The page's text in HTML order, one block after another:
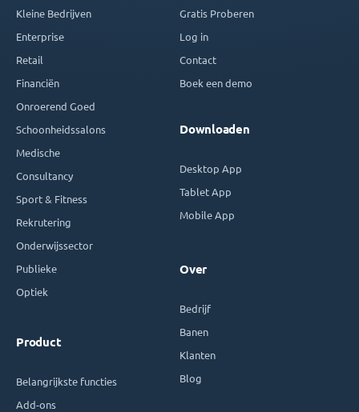
Kleine Bedrijven
Enterprise
Retail
Financiën
Onroerend Goed
Schoonheidssalons
Medische
Consultancy
Sport & Fitness
Rekrutering
Onderwijssector
Publieke
Optiek
Product
Belangrijkste functies
Add-ons
Gratis Proberen
Log in
Contact
Boek een demo
Downloaden
Desktop App
Tablet App
Mobile App
Over
Bedrijf
Banen
Klanten
Blog